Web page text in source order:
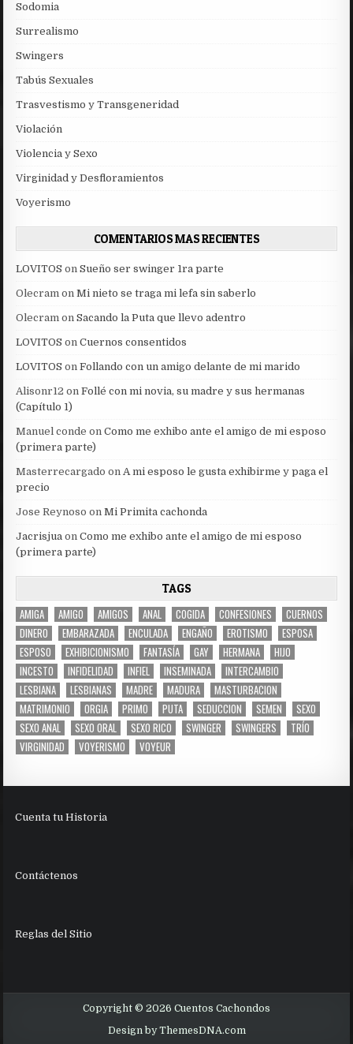
Sodomia
Surrealismo
Swingers
Tabús Sexuales
Trasvestismo y Transgeneridad
Violación
Violencia y Sexo
Virginidad y Desfloramientos
Voyerismo
COMENTARIOS MAS RECIENTES
LOVITOS onSueño ser swinger 1ra parte
Olecram onMi nieto se traga mi lefa sin saberlo
Olecram onSacando la Puta que llevo adentro
LOVITOS onCuernos consentidos
LOVITOS onFollando con un amigo delante de mi marido
Alisonr12 onFollé con mi novia, su madre y sus hermanas
(Capítulo 1)
Manuel conde onComo me exhibo ante el amigo de mi esposo
(primera parte)
Masterrecargado onA mi esposo le gusta exhibirme y paga el
precio
Jose Reynoso onMi Primita cachonda
Jacrisjua onComo me exhibo ante el amigo de mi esposo
(primera parte)
TAGS
AMIGA AMIGO AMIGOS ANAL COGIDA CONFESIONES
CUERNOS
DINERO
EMBARAZADA ENCULADA ENGAÑO EROTISMO
ESPOSA
ESPOSO
EXHIBICIONISMO FANTASÍA GAY HERMANA
HIJO
INCESTO
INFIDELIDAD INFIEL INSEMINADA
INTERCAMBIO
LESBIANA
LESBIANAS MADRE MADURA
MASTURBACION
MATRIMONIO
ORGIA PRIMO PUTA SEDUCCION SEMEN
SEXO
SEXO ANAL
SEXO ORAL SEXO RICO SWINGER SWINGERS
TRÍO
VIRGINIDAD
VOYERISMO VOYEUR
Cuenta tu Historia
Contáctenos
Reglas del Sitio
Copyright © 2026 Cuentos Cachondos
Design by ThemesDNA.com